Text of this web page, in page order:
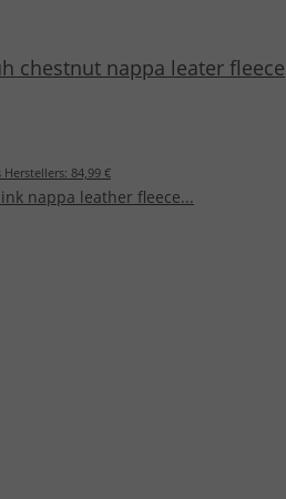
chestnut nappa leater fleece
84,99 €